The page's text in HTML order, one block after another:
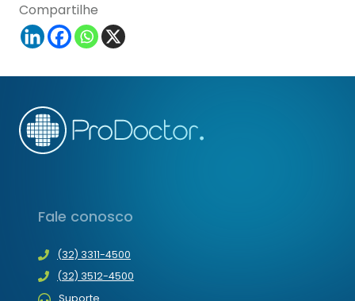
Compartilhe
Fale conosco
(32) 3311-4500
(32) 3512-4500